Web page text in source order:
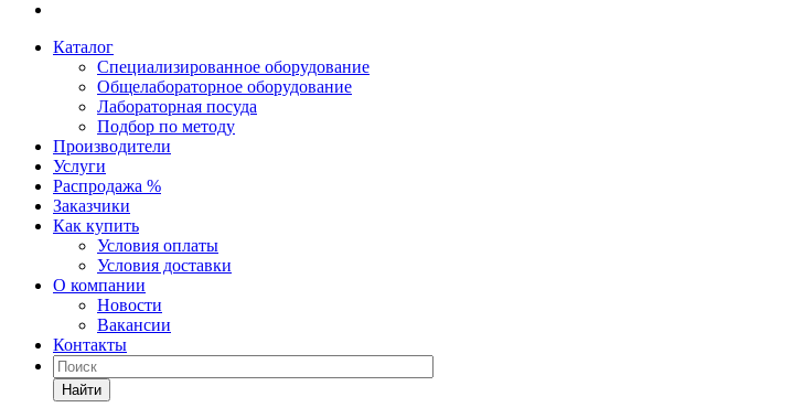
Каталог
Специализированное оборудование
Общелабораторное оборудование
Лабораторная посуда
Подбор по методу
Производители
Услуги
Распродажа %
Заказчики
Как купить
Условия оплаты
Условия доставки
О компании
Новости
Вакансии
Контакты
Найти